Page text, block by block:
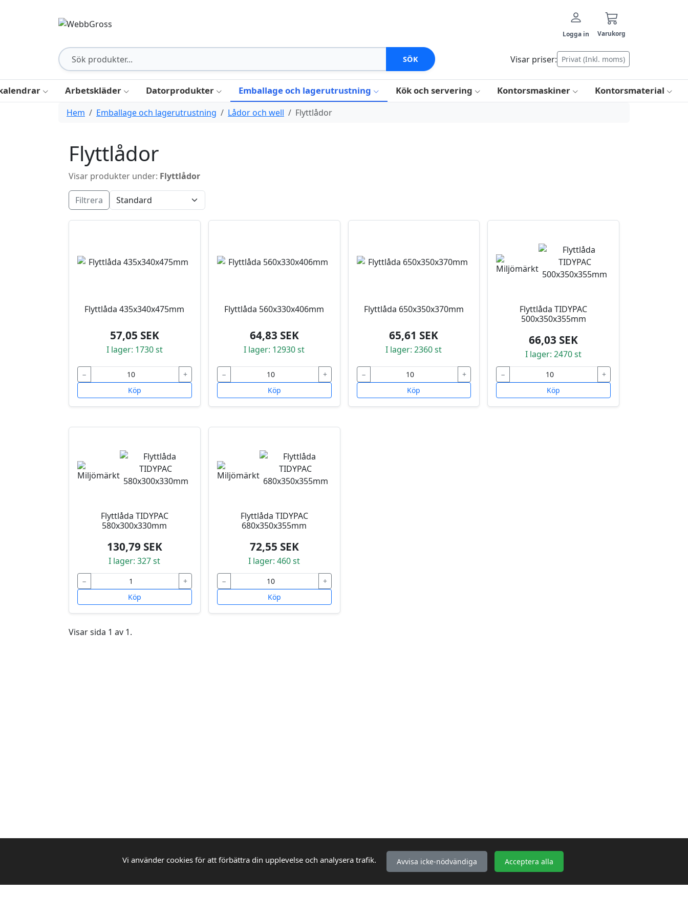
Logga in Varukorg
SÖK Visar priser: Privat (Inkl. moms)
Arbetskläder Datorprodukter Emballage och lagerutrustning Kök och servering Kontorsmaskiner Kontorsmaterial
Hem Emballage och lagerutrustning Lådor och well Flyttlådor
Flyttlådor
Visar produkter under: Flyttlådor
Filtrera
Flyttlåda 435x340x475mm
57,05 SEK
I lager: 1730 st
−
+
Köp
Flyttlåda 560x330x406mm
64,83 SEK
I lager: 12930 st
−
+
Köp
Flyttlåda 650x350x370mm
65,61 SEK
I lager: 2360 st
−
+
Köp
Flyttlåda TIDYPAC
500x350x355mm
66,03 SEK
I lager: 2470 st
−
+
Köp
Flyttlåda TIDYPAC
580x300x330mm
130,79 SEK
I lager: 327 st
−
+
Köp
Flyttlåda TIDYPAC
680x350x355mm
72,55 SEK
I lager: 460 st
−
+
Köp
Visar sida 1 av 1.
Vi använder cookies för att förbättra din upplevelse och analysera trafik. Avvisa icke-nödvändiga Acceptera alla